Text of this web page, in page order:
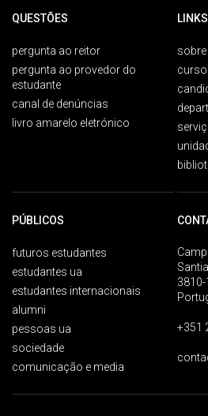
QUESTÕES
pergunta ao reitor
pergunta ao provedor do
estudante
canal de denúncias
livro amarelo eletrónico
sobre
PÚBLICOS
futuros estudantes
estudantes ua
estudantes internacionais
alumni
pessoas ua
sociedade
comunicação e media
+351